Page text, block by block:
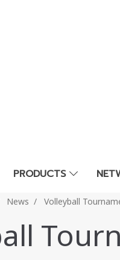
PRODUCTS
News Volleyball